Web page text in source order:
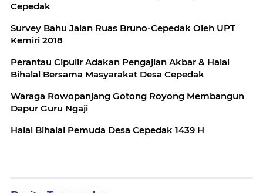
Cepedak
Survey Bahu Jalan Ruas Bruno-Cepedak Oleh UPT
Kemiri 2018
Perantau Cipulir Adakan Pengajian Akbar & Halal
Bihalal Bersama Masyarakat Desa Cepedak
Waraga Rowopanjang Gotong Royong Membangun
Dapur Guru Ngaji
Halal Bihalal Pemuda Desa Cepedak 1439 H